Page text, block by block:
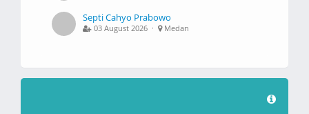
Septi Cahyo Prabowo
03 August 2026 · Medan